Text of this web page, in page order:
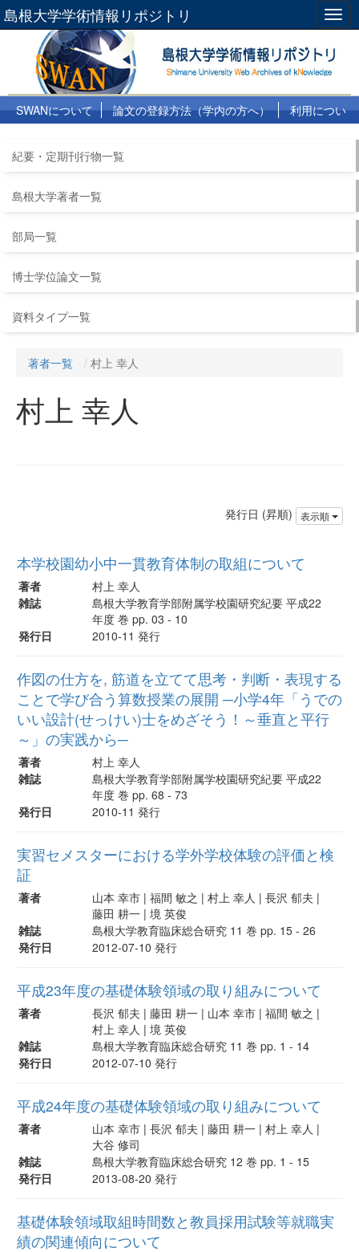
島根大学学術情報リポジトリ
SWANについて 論文の登録方法（学内の方へ）
利用につい
紀要・定期刊行物一覧
島根大学著者一覧
部局一覧
博士学位論文一覧
資料タイプ一覧
著者一覧 村上 幸人
村上 幸人
発行日 (昇順) 表示順
本学校園幼小中一貫教育体制の取組について
著者
村上 幸人
雑誌
島根大学教育学部附属学校園研究紀要 平成22
年度 巻 pp. 03 - 10
発行日
2010-11 発行
作図の仕方を, 筋道を立てて思考・判断・表現する
ことで学び合う算数授業の展開 ─小学4年「うでの
いい設計(せっけい)士をめざそう！～垂直と平行
～」の実践から─
著者
村上 幸人
雑誌
島根大学教育学部附属学校園研究紀要 平成22
年度 巻 pp. 68 - 73
発行日
2010-11 発行
実習セメスターにおける学外学校体験の評価と検
証
著者
山本 幸市 | 福間 敏之 | 村上 幸人 | 長沢 郁夫 |
藤田 耕一 | 境 英俊
雑誌
島根大学教育臨床総合研究 11 巻 pp. 15 - 26
発行日
2012-07-10 発行
平成23年度の基礎体験領域の取り組みについて
著者
長沢 郁夫 | 藤田 耕一 | 山本 幸市 | 福間 敏之 |
村上 幸人 | 境 英俊
雑誌
島根大学教育臨床総合研究 11 巻 pp. 1 - 14
発行日
2012-07-10 発行
平成24年度の基礎体験領域の取り組みについて
著者
山本 幸市 | 長沢 郁夫 | 藤田 耕一 | 村上 幸人 |
大谷 修司
雑誌
島根大学教育臨床総合研究 12 巻 pp. 1 - 15
発行日
2013-08-20 発行
基礎体験領域取組時間数と教員採用試験等就職実
績の関連傾向について